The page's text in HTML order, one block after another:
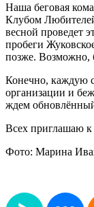
Наша беговая
Клубом
весной проведет
пробеги
позже. Возможно,
Конечно, каждую
организации и
ждем
Всех приглашаю
Фото: Марина